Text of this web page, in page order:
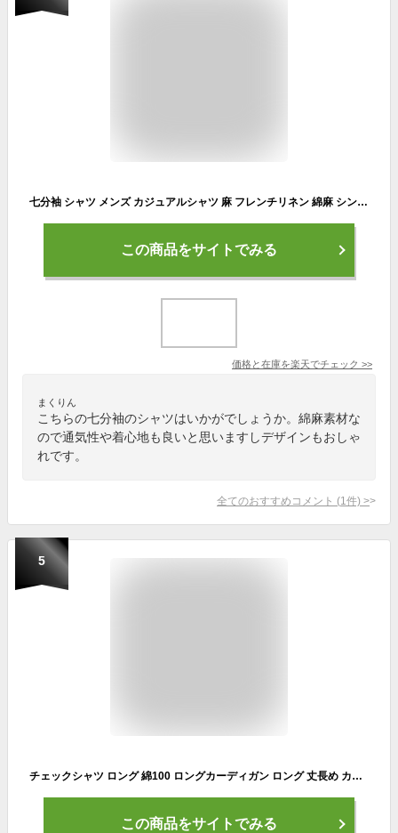
七分袖 シャツ メンズ カジュアルシャツ 麻 フレンチリネン 綿麻 シンプル キレイめ 前開き 襟付きシャツ トップス 7分袖 ストレッチ 伸縮 スリム おしゃれ ちょいワル ファッション プレゼント カジュアル 30代 40代 50代 メンズファッション 夏 メンズ七分袖シャツ 7部袖
この商品をサイトでみる
価格と在庫を楽天でチェック >>
まくりん
こちらの七分袖のシャツはいかがでしょうか。綿麻素材な
ので通気性や着心地も良いと思いますしデザインもおしゃ
れです。
全てのおすすめコメント (1 件) >
5
チェックシャツ ロング 綿100 ロングカーディガン ロング 丈長め カジュアルシャツ シャツ メンズ オンブレチェック 長袖 セミロング 綿 コットン 春 夏 秋 服 30代 40代 50代 メンズファッション ファッション おしゃれ
この商品をサイトでみる